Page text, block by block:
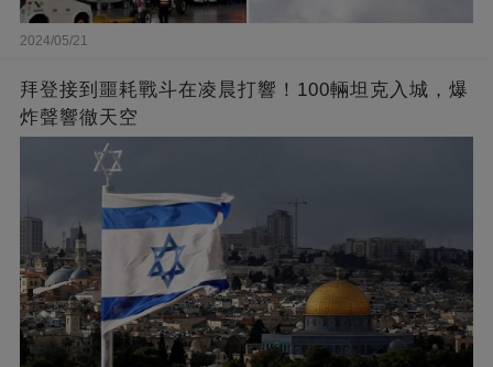
2024/05/21
拜登接到噩耗戰斗在凌晨打響！100輛坦克入城，爆
炸聲響徹天空